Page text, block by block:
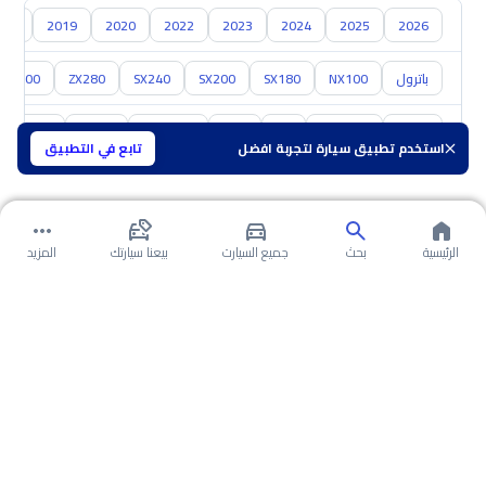
استخدم تطبيق سيارة لتجربة افضل تابع في التطبيق
2026
2025
2024
2023
2022
2020
2019
باترول NX100
SX180
SX200
SX240
ZX280
ZX300
سوزوكي هافال GAC
الرئيسية بحث جميع السيارت بيعنا سيارتك المزيد